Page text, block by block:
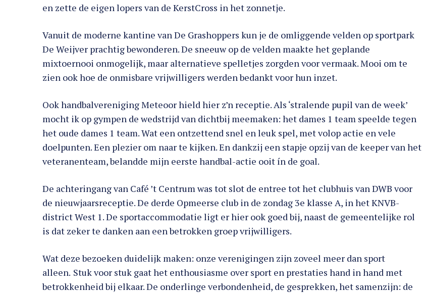
en zette de eigen lopers van de KerstCross in het zonnetje.
Vanuit de moderne kantine van De Grashoppers kun je de omliggende velden op sportpark
De Weijver prachtig bewonderen. De sneeuw op de velden maakte het geplande
mixtoernooi onmogelijk, maar alternatieve spelletjes zorgden voor vermaak. Mooi om te
zien ook hoe de onmisbare vrijwilligers werden bedankt voor hun inzet.
Ook handbalvereniging Meteoor hield hier z’n receptie. Als ‘stralende pupil van de week’
mocht ik op gympen de wedstrijd van dichtbij meemaken: het dames 1 team speelde tegen
het oude dames 1 team. Wat een ontzettend snel en leuk spel, met volop actie en vele
doelpunten. Een plezier om naar te kijken. En dankzij een stapje opzij van de keeper van het
veteranenteam, belandde mijn eerste handbal-actie ooit ín de goal.
De achteringang van Café ’t Centrum was tot slot de entree tot het clubhuis van DWB voor
de nieuwjaarsreceptie. De derde Opmeerse club in de zondag 3e klasse A, in het KNVB-
district West 1. De sportaccommodatie ligt er hier ook goed bij, naast de gemeentelijke rol
is dat zeker te danken aan een betrokken groep vrijwilligers.
Wat deze bezoeken duidelijk maken: onze verenigingen zijn zoveel meer dan sport
alleen. Stuk voor stuk gaat het enthousiasme over sport en prestaties hand in hand met
betrokkenheid bij elkaar. De onderlinge verbondenheid, de gesprekken, het samenzijn: de